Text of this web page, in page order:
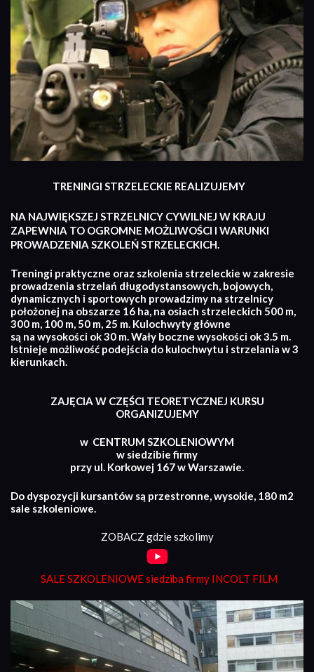
TRENINGI STRZELECKIE REALIZUJEMY
NA NAJWIĘKSZEJ STRZELNICY CYWILNEJ W KRAJU
ZAPEWNIA TO OGROMNE MOŻLIWOŚCI I WARUNKI
PROWADZENIA SZKOLEŃ STRZELECKICH.
Treningi praktyczne oraz szkolenia strzeleckie w zakresie
prowadzenia strzelań długodystansowych, bojowych,
dynamicznych i sportowych prowadzimy na strzelnicy
położonej na obszarze 16 ha, na osiach strzeleckich 500 m,
300 m, 100 m, 50 m, 25 m. Kulochwyty główne
są na wysokości ok 30 m. Wały boczne wysokości ok 3.5 m.
Istnieje możliwość podejścia do kulochwytu i strzelania w 3
kierunkach.
ZAJĘCIA W CZĘŚCI TEORETYCZNEJ KURSU
ORGANIZUJEMY
w CENTRUM SZKOLENIOWYM
w siedzibie firmy
przy ul. Korkowej 167 w Warszawie.
Do dyspozycji kursantów są przestronne, wysokie, 180 m2
sale szkoleniowe.
ZOBACZ gdzie szkolimy
SALE SZKOLENIOWE siedziba firmy INCOLT FILM